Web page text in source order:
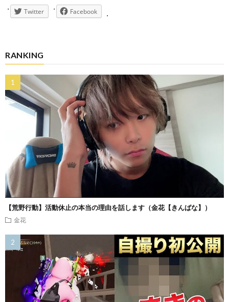
Twitter Facebook
RANKING
【荒野行動】活動休止の本当の理由を話します（金花【きんばな】）
金花